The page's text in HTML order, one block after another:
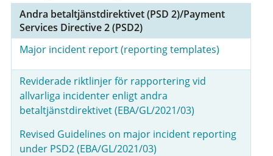
Andra betaltjänstdirektivet (PSD 2)/Payment
Services Directive 2 (PSD2)
Major incident report (reporting templates)
Reviderade riktlinjer för rapportering vid
allvarliga incidenter enligt andra
betaltjänstdirektivet (EBA/GL/2021/03)
Revised Guidelines on major incident reporting
under PSD2 (EBA/GL/2021/03)